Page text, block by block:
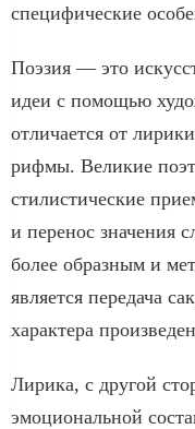
специфические
Поэзия — это
идеи с помощью
отличается от
рифмы. Великие
стилистические
и перенос значения
более образным и
является передача
характера
Лирика, с другой
эмоциональной